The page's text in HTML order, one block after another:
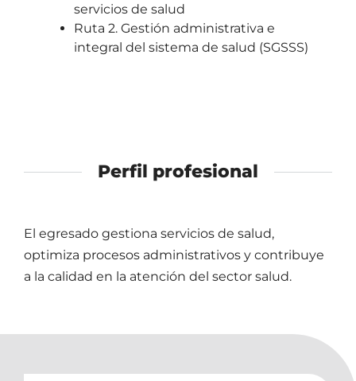
servicios de salud
Ruta 2. Gestión administrativa e
integral del sistema de salud (SGSSS)
Perfil profesional
El egresado gestiona servicios de salud,
optimiza procesos administrativos y contribuye
a la calidad en la atención del sector salud.